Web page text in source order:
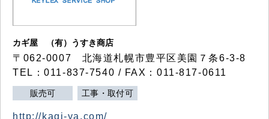
カギ屋 （有）うすき商店
〒062-0007 北海道札幌市豊平区美園７条6-3-8
TEL：011-837-7540 / FAX：011-817-0611
販売可 工事・取付可
http://kagi-ya.com/